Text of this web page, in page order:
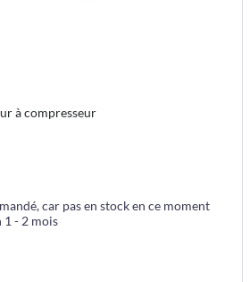
à compresseur
car pas en stock en ce moment
1 - 2 mois